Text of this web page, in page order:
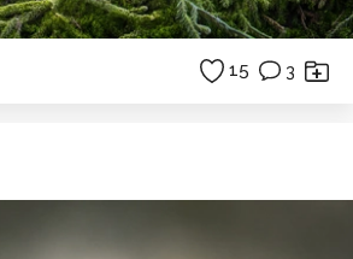
15 3